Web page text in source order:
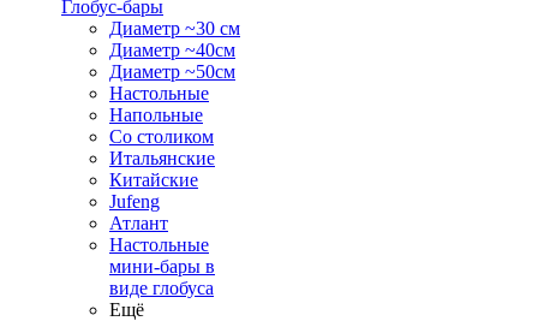
Глобус-бары
Диаметр ~30 см
Диаметр ~40см
Диаметр ~50см
Настольные
Напольные
Со столиком
Итальянские
Китайские
Jufeng
Атлант
Настольные
мини-бары в
виде глобуса
Ещё